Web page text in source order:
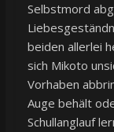
Selbstmord
beiden allerlei
sich Mikoto
Vorhaben
Auge behält
Schullanglauf